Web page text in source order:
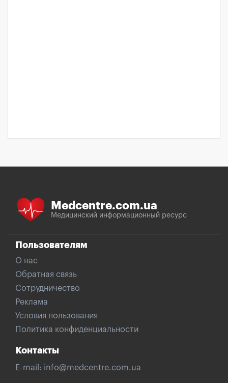
Medcentre.com.ua
Медицинский информационный ресурс
Пользователям
О нас
Обратная связь
Сотрудничество
Реклама
Условия пользования
Политика конфиденциальности
Контакты
E-mail: info@medcentre.com.ua